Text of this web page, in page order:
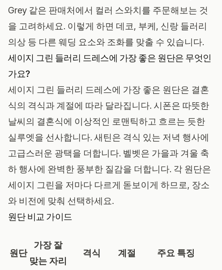
Grey 같은 판매처에서 컬러 스와치를 주문해보는 것
을 고려하세요. 이렇게 하면 데코, 부케, 신랑 들러리
의상 등 다른 웨딩 요소와 조화를 맞출 수 있습니다.
세이지 그린 들러리 드레스에 가장 좋은 원단은 무엇인
가요?
세이지 그린 들러리 드레스에 가장 좋은 원단은 결혼
식의 격식과 계절에 따라 달라집니다. 시폰은 따뜻한
날씨의 결혼식에 이상적인 로맨틱하고 흐르는 듯한
실루엣을 선사합니다. 새틴은 격식 있는 저녁 행사에
고급스러운 광택을 더합니다. 벨벳은 가을과 겨울 축
하 행사에 완벽한 풍부한 질감을 더합니다. 각 원단은
세이지 그린을 저마다 다르게 돋보이게 하므로, 장소
와 비전에 맞춰 선택하세요.
원단 비교 가이드
원단
가장 잘
맞는 자리
격식 계절 주요 특징